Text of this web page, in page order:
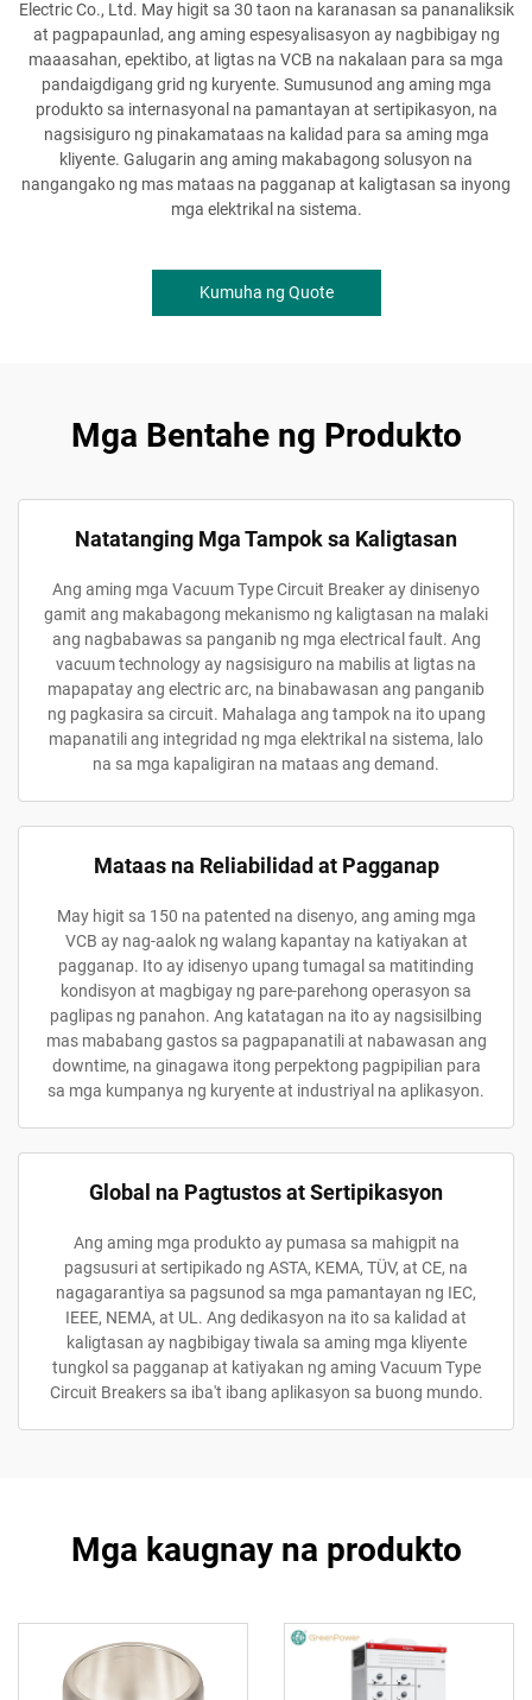
Electric Co., Ltd. May higit sa 30 taon na karanasan sa pananaliksik
at pagpapaunlad, ang aming espesyalisasyon ay nagbibigay ng
maaasahan, epektibo, at ligtas na VCB na nakalaan para sa mga
pandaigdigang grid ng kuryente. Sumusunod ang aming mga
produkto sa internasyonal na pamantayan at sertipikasyon, na
nagsisiguro ng pinakamataas na kalidad para sa aming mga
kliyente. Galugarin ang aming makabagong solusyon na
nangangako ng mas mataas na pagganap at kaligtasan sa inyong
mga elektrikal na sistema.
Kumuha ng Quote
Mga Bentahe ng Produkto
Natatanging Mga Tampok sa Kaligtasan
Ang aming mga Vacuum Type Circuit Breaker ay dinisenyo
gamit ang makabagong mekanismo ng kaligtasan na malaki
ang nagbabawas sa panganib ng mga electrical fault. Ang
vacuum technology ay nagsisiguro na mabilis at ligtas na
mapapatay ang electric arc, na binabawasan ang panganib
ng pagkasira sa circuit. Mahalaga ang tampok na ito upang
mapanatili ang integridad ng mga elektrikal na sistema, lalo
na sa mga kapaligiran na mataas ang demand.
Mataas na Reliabilidad at Pagganap
May higit sa 150 na patented na disenyo, ang aming mga
VCB ay nag-aalok ng walang kapantay na katiyakan at
pagganap. Ito ay idisenyo upang tumagal sa matitinding
kondisyon at magbigay ng pare-parehong operasyon sa
paglipas ng panahon. Ang katatagan na ito ay nagsisilbing
mas mababang gastos sa pagpapanatili at nabawasan ang
downtime, na ginagawa itong perpektong pagpipilian para
sa mga kumpanya ng kuryente at industriyal na aplikasyon.
Global na Pagtustos at Sertipikasyon
Ang aming mga produkto ay pumasa sa mahigpit na
pagsusuri at sertipikado ng ASTA, KEMA, TÜV, at CE, na
nagagarantiya sa pagsunod sa mga pamantayan ng IEC,
IEEE, NEMA, at UL. Ang dedikasyon na ito sa kalidad at
kaligtasan ay nagbibigay tiwala sa aming mga kliyente
tungkol sa pagganap at katiyakan ng aming Vacuum Type
Circuit Breakers sa iba't ibang aplikasyon sa buong mundo.
Mga kaugnay na produkto